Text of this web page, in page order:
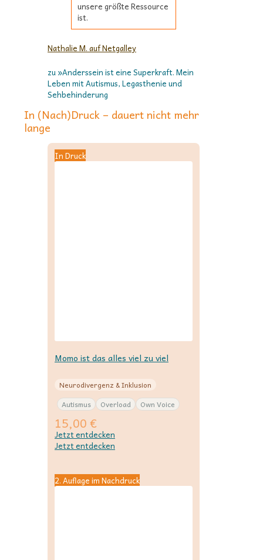
unsere größte Ressource
ist.
Nathalie M. auf Netgalley
zu »Anderssein ist eine Superkraft. Mein
Leben mit Autismus, Legasthenie und
Sehbehinderung
In (Nach)Druck – dauert nicht mehr
lange
In Druck
Momo ist das alles viel zu viel
Neurodivergenz & Inklusion
Autismus
Overload Own Voice
15,00€
Jetzt entdecken
Jetzt entdecken
2. Auflage im Nachdruck